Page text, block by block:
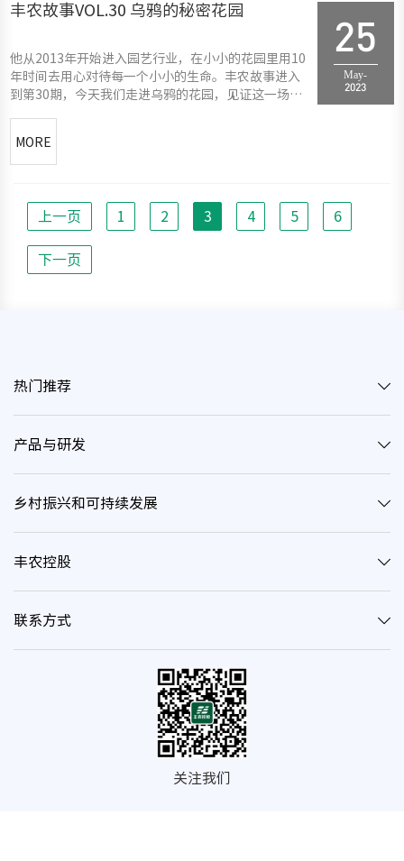
丰农故事VOL.30 乌鸦的秘密花园
他从2013年开始进入园艺行业，在小小的花园里用10
年时间去用心对待每一个小小的生命。丰农故事进入
到第30期，今天我们走进乌鸦的花园，见证这一场园
MORE
25
May-
2023
上一页 1 2 3 4 5 6
下一页
热门推荐
产品与研发
乡村振兴和可持续发展
丰农控股
联系方式
关注我们